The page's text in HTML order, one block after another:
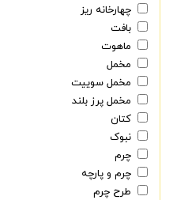
چهارخانه ریز
بافت
ماهوت
مخمل
مخمل سوییت
مخمل پرز بلند
کتان
نبوک
چرم
چرم و پارچه
طرح چرم